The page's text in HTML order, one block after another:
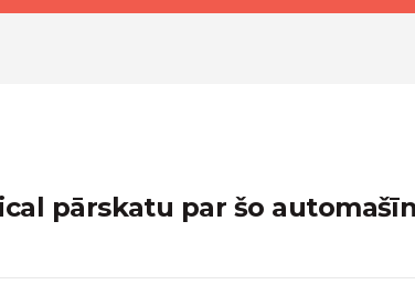
pārskatu par šo